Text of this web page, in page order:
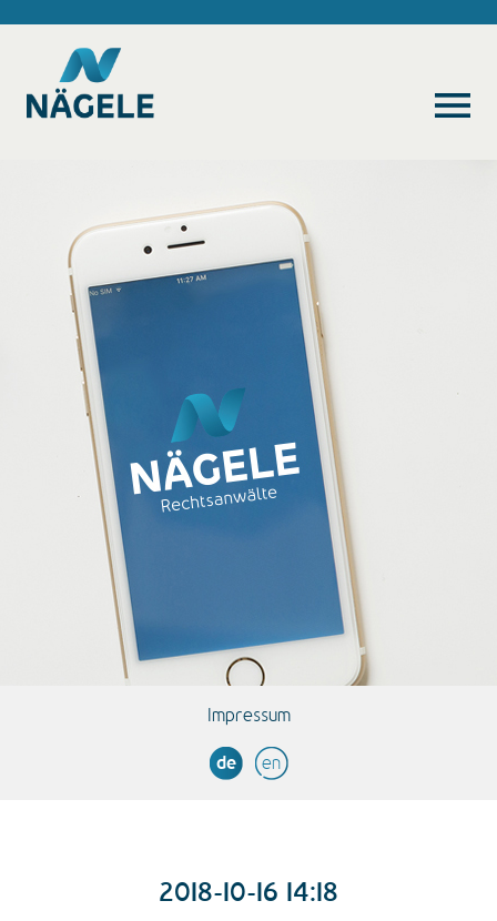
Impressum
de en
2018-10-16 14:18